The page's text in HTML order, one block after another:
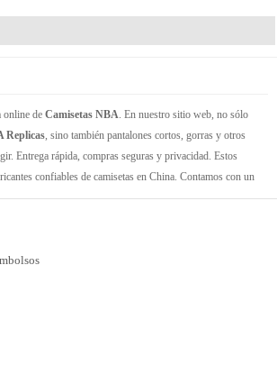
online de Camisetas NBA . En nuestro sitio web, no sólo
Replicas , sino también pantalones cortos, gorras y otros
Entrega rápida, compras seguras y privacidad. Estos
confiables de camisetas en China. Contamos con un
de la NBA. Disponible en varios tamaños. Siéntete orgulloso
¡Envío rápido! ¡Tiempo de entrega corto! ¡Oportuna
actualizadas y camisetas nuevas de vez en cuando!
cada cliente.